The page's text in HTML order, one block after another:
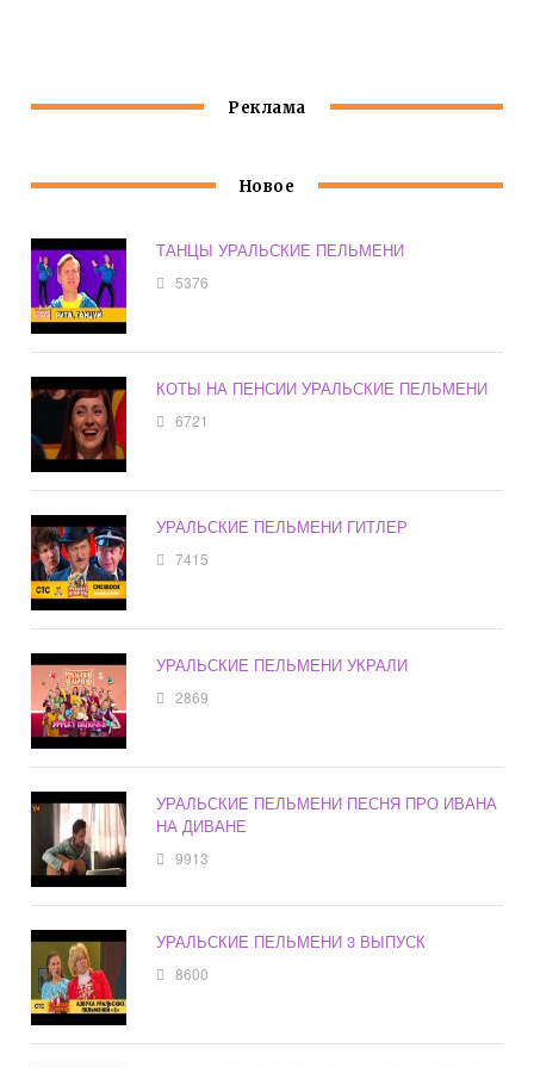
Реклама
Новое
ТАНЦЫ УРАЛЬСКИЕ ПЕЛЬМЕНИ
5376
КОТЫ НА ПЕНСИИ УРАЛЬСКИЕ ПЕЛЬМЕНИ
6721
УРАЛЬСКИЕ ПЕЛЬМЕНИ ГИТЛЕР
7415
УРАЛЬСКИЕ ПЕЛЬМЕНИ УКРАЛИ
2869
УРАЛЬСКИЕ ПЕЛЬМЕНИ ПЕСНЯ ПРО ИВАНА
НА ДИВАНЕ
9913
УРАЛЬСКИЕ ПЕЛЬМЕНИ 3 ВЫПУСК
8600